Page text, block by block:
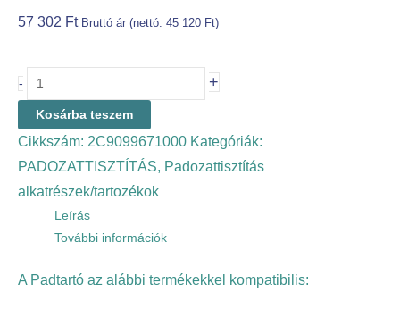
57 302 Ft Bruttó ár (nettó: 45 120 Ft)
- +
Kosárba teszem
Cikkszám: 2C9099671000 Kategóriák:
PADOZATTISZTÍTÁS, Padozattisztítás
alkatrészek/tartozékok
Leírás
További információk
A Padtartó az alábbi termékekkel kompatibilis: